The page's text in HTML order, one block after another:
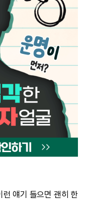
런 얘기 들으면 괜히 한